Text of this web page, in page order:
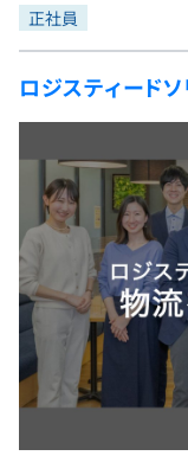
インターン
新卒エージェント
インタビュー
就活成功ガイド
問題集
4択課題
リファレンス
個人向けプラン
法人向けプラン
学校向けプラン
プログラミング言語
再チャレンジ結果一覧
ゲーム・マンガ
Tech Team Journal
paiza times
note
paizaとは？
正社員
ロジスティード